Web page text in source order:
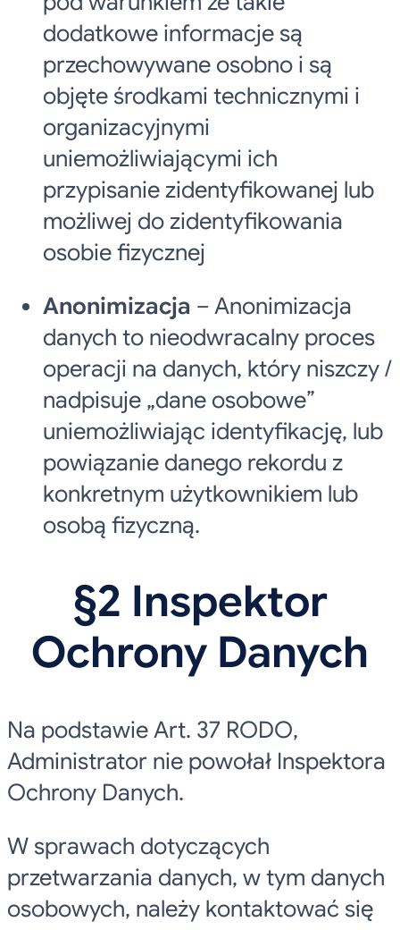
dodatkowe informacje są
przechowywane osobno i są
objęte środkami technicznymi i
organizacyjnymi
uniemożliwiającymi ich
przypisanie zidentyfikowanej lub
możliwej do zidentyfikowania
osobie fizycznej
Anonimizacja – Anonimizacja
danych to nieodwracalny proces
operacji na danych, który niszczy /
nadpisuje „dane osobowe”
uniemożliwiając identyfikację, lub
powiązanie danego rekordu z
konkretnym użytkownikiem lub
osobą fizyczną.
§2 Inspektor
Ochrony Danych
Na podstawie Art. 37 RODO,
Administrator nie powołał Inspektora
Ochrony Danych.
W sprawach dotyczących
przetwarzania danych, w tym danych
osobowych, należy kontaktować się